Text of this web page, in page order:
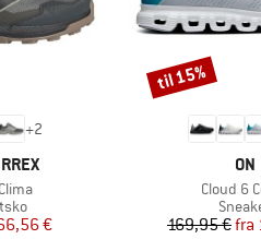
+2
pris
€
ON
Artikel
Cloud 6
169,95 €fra
Rabat
til 15%